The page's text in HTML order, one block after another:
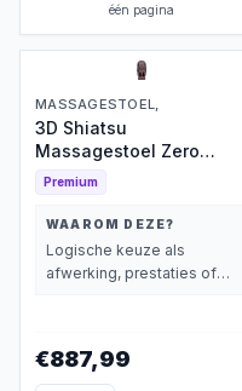
één pagina
MASSAGESTOEL,
3D Shiatsu
Massagestoel Zero
Gravity
Premium
WAAROM DEZE?
Logische keuze als
afwerking, prestaties of
€887,99